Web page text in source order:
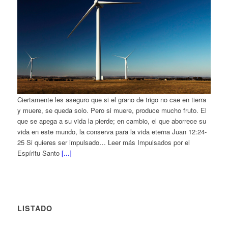
Ciertamente les aseguro que si el grano de trigo no cae en tierra
y muere, se queda solo. Pero si muere, produce mucho fruto. El
que se apega a su vida la pierde; en cambio, el que aborrece su
vida en este mundo, la conserva para la vida eterna Juan 12:24-
25 Si quieres ser impulsado… Leer más Impulsados por el
Espíritu Santo [...]
LISTADO